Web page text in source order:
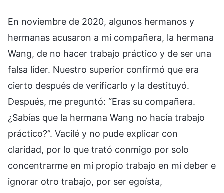
En noviembre de 2020, algunos hermanos y
hermanas acusaron a mi compañera, la hermana
Wang, de no hacer trabajo práctico y de ser una
falsa líder. Nuestro superior confirmó que era
cierto después de verificarlo y la destituyó.
Después, me preguntó: “Eras su compañera.
¿Sabías que la hermana Wang no hacía trabajo
práctico?”. Vacilé y no pude explicar con
claridad, por lo que trató conmigo por solo
concentrarme en mi propio trabajo en mi deber e
ignorar otro trabajo, por ser egoísta,